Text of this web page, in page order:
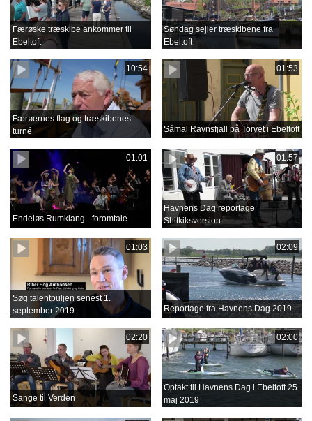
Færøske træskibe ankommer til
Ebeltoft
Søndag sejler træskibene fra
Ebeltoft
10:54
Færøernes flag og træskibenes
turné
01:53
Sámal Ravnsfjall på Torvet i Ebeltoft
01:01
Endeløs Rumklang - foromtale
01:57
Havnens Dag reportage
Shitkiksversion
01:03
Søg talentpuljen senest 1.
september 2019
02:09
Reportage fra Havnens Dag 2019
02:20
Sange til Verden
02:00
Optakt til Havnens Dag i Ebeltoft 25.
maj 2019